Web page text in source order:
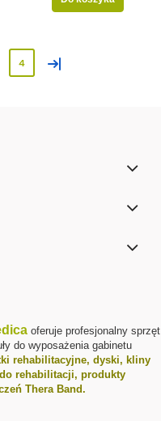
4 »
oferuje profesjonalny sprzęt
do wyposażenia gabinetu
rehabilitacyjne, dyski, kliny
rehabilitacji, produkty
Thera Band.